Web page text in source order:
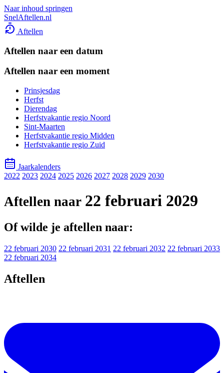
Naar inhoud springen
SnelAftellen.nl
Aftellen
Aftellen naar een datum
Aftellen naar een moment
Prinsjesdag
Herfst
Dierendag
Herfstvakantie regio Noord
Sint-Maarten
Herfstvakantie regio Midden
Herfstvakantie regio Zuid
Jaarkalenders
2022 2023 2024 2025 2026 2027 2028 2029 2030
Aftellen naar 22 februari 2029
Of wilde je aftellen naar:
22 februari 2030 22 februari 2031 22 februari 2032 22 februari 2033
22 februari 2034
Aftellen